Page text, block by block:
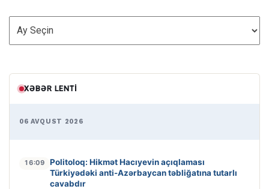
ARXİV
XƏBƏR LENTI
06 AVQUST 2026
16:09
Politoloq: Hikmət Hacıyevin açıqlaması
Türkiyədəki anti-Azərbaycan təbliğatına tutarlı
cavabdır